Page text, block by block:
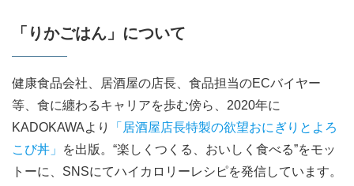
「りかごはん」について
健康食品会社、居酒屋の店長、食品担当のECバイヤー
等、食に纏わるキャリアを歩む傍ら、2020年に
KADOKAWAより
「居酒屋店長特製の欲望おにぎりとよろ
こび丼」
を出版。“楽しくつくる、おいしく食べる”をモッ
トーに、SNSにてハイカロリーレシピを発信しています。